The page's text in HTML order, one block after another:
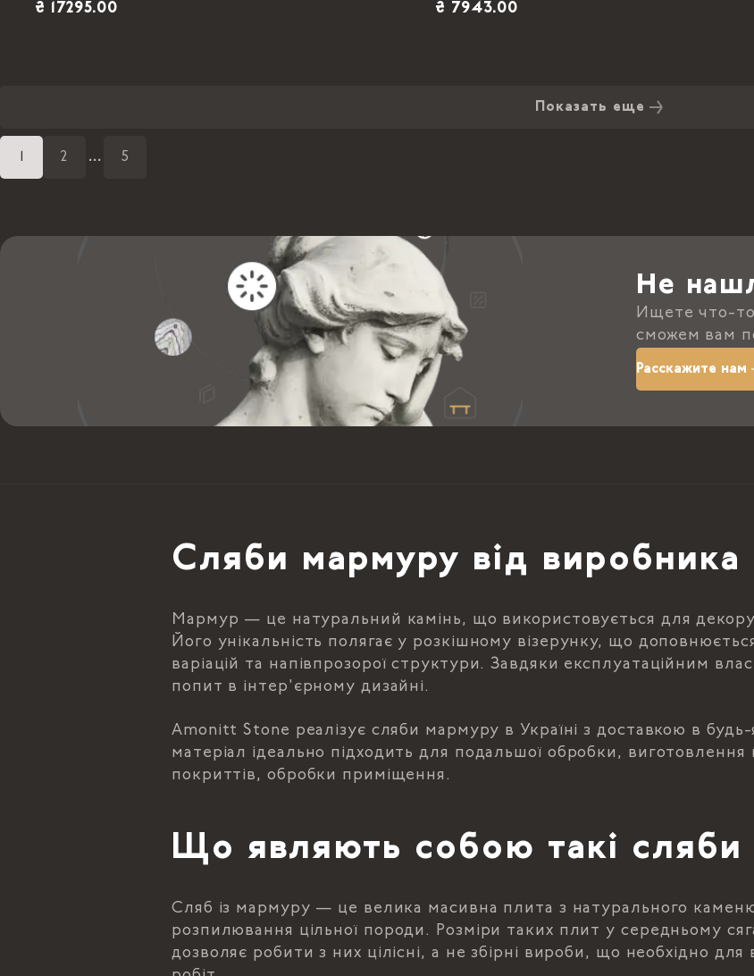
₴ 17295.00 ₴ 7943.00
Показать еще
2 ... 5
Не
Ищете что-
сможем вам
Расскажите нам
Сляби мармуру від виробника
Мармур — це натуральний камінь, що використовується для
Його унікальність полягає у розкішному візерунку, що
варіацій та напівпрозорої структури. Завдяки експлуатаційним
попит в інтер'єрному дизайні.
Amonitt Stone реалізує сляби мармуру в Україні з доставкою в будь-
матеріал ідеально підходить для подальшої обробки, виготовлення
покриттів, обробки приміщення.
Що являють собою такі сляби
Сляб із мармуру — це велика масивна плита з натурального
розпилювання цільної породи. Розміри таких плит у середньому
дозволяє робити з них цілісні, а не збірні вироби, що необхідно